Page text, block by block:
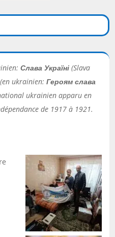
Слава Україні (Slava
ukrainien:Героям слава
ukrainien apparu en
de 1917 à 1921.